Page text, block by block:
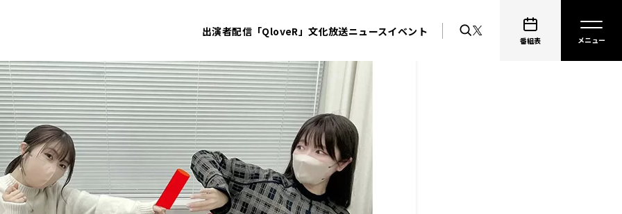
出演者配信「QloveR」文化放送ニュースイベント
番組表